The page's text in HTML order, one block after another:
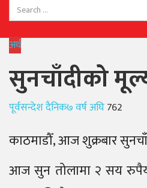
अर्थ
सुनचाँदीको
Author
पूर्वसन्देश दैनिकPosted
७ वर्ष अघि762
काठमाडौँ, आज शुक्रबार
आज सुन तोलामा २ सय